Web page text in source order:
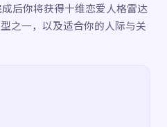
后你将获得十维恋爱人格雷达
之一，以及适合你的人际与关